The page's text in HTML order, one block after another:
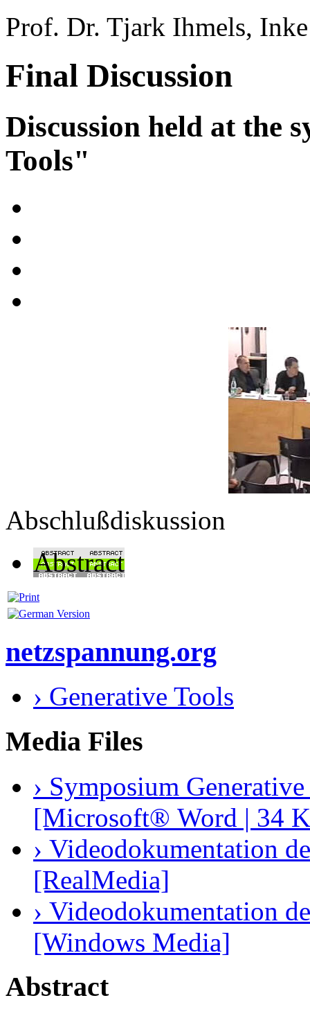
Prof. Dr. Tjark Ihmels,
Final Discussion
Discussion held at the
Tools"
Abschlußdiskussion
Abstract
netzspannung.org
› Generative Tools
Media Files
› Symposium
[Microsoft® Word | 34
› Videodokumentation
[RealMedia]
› Videodokumentation
[Windows Media]
Abstract